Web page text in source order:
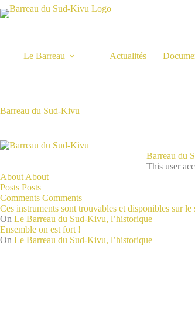
Skip
to
Le Barreau Actualités
Barreau du Sud-Kivu
Barreau du
This user
About About
Posts Posts
Comments Comments
Ces instruments sont trouvables et disponibles sur
On Le Barreau du Sud-Kivu, l’historique
Ensemble on est fort !
On Le Barreau du Sud-Kivu, l’historique